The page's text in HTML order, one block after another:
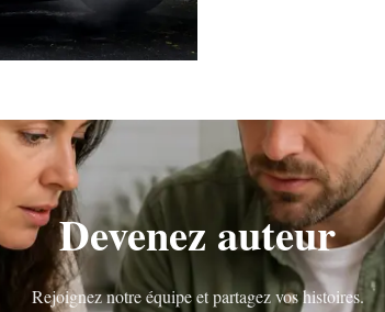
Devenez auteur
Rejoignez notre équipe et partagez vos histoires.